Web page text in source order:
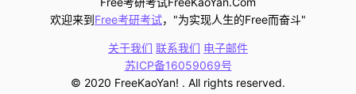
欢迎来到Free考研考试，"为实现人生的Free而奋斗"
关于我们 联系我们 电子邮件
苏ICP备16059069号
© 2020 FreeKaoYan! . All rights reserved.